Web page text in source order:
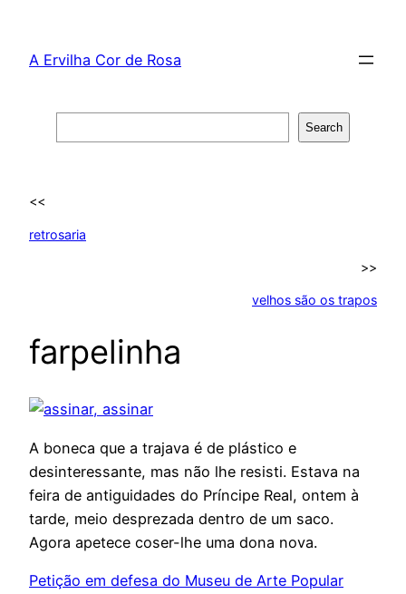
content
A Ervilha Cor de Rosa
Search
<<
retrosaria
>>
velhos são os trapos
farpelinha
A boneca que a trajava é de plástico e
desinteressante, mas não lhe resisti. Estava na
feira de antiguidades do Príncipe Real, ontem à
tarde, meio desprezada dentro de um saco.
Agora apetece coser-lhe uma dona nova.
Petição em defesa do Museu de Arte Popular